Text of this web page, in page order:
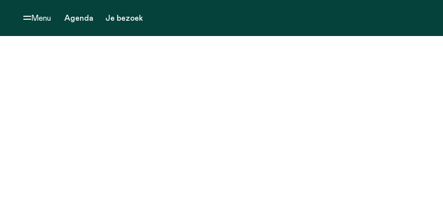
Menu Agenda Je bezoek